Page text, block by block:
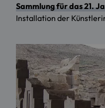
Sammlung für das 21.
Installation der